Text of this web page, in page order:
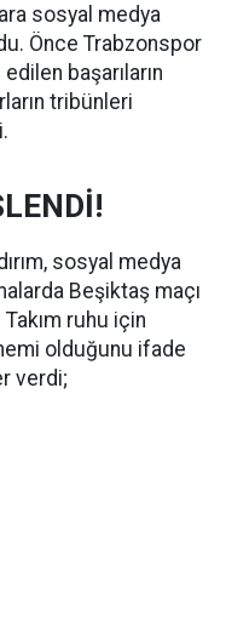
sosyal medya
Önce Trabzonspor
başarıların
tribünleri
sosyal medya
Beşiktaş maçı
ruhu için
olduğunu ifade
verdi;